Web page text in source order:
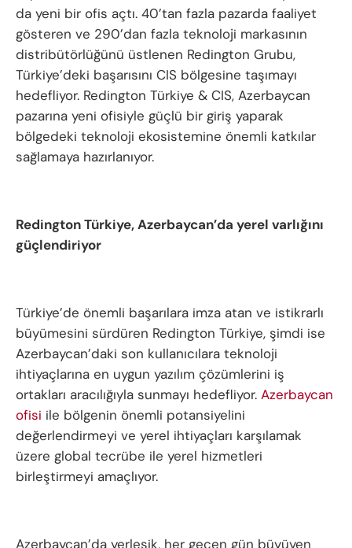
da yeni bir ofis açtı. 40’tan fazla pazarda faaliyet
gösteren ve 290’dan fazla teknoloji markasının
distribütörlüğünü üstlenen Redington Grubu,
Türkiye’deki başarısını CIS bölgesine taşımayı
hedefliyor. Redington Türkiye & CIS, Azerbaycan
pazarına yeni ofisiyle güçlü bir giriş yaparak
bölgedeki teknoloji ekosistemine önemli katkılar
sağlamaya hazırlanıyor.
Redington Türkiye, Azerbaycan’da yerel varlığını
güçlendiriyor
Türkiye’de önemli başarılara imza atan ve istikrarlı
büyümesini sürdüren Redington Türkiye, şimdi ise
Azerbaycan’daki son kullanıcılara teknoloji
ihtiyaçlarına en uygun yazılım çözümlerini iş
ortakları aracılığıyla sunmayı hedefliyor. Azerbaycan
ofisi ile bölgenin önemli potansiyelini
değerlendirmeyi ve yerel ihtiyaçları karşılamak
üzere global tecrübe ile yerel hizmetleri
birleştirmeyi amaçlıyor.
Azerbaycan’da yerleşik, her geçen gün büyüyen